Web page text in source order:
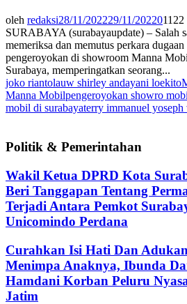
oleh redaksi28/11/202229/11/202201122
SURABAYA (surabayaupdate) – Salah
memeriksa dan memutus perkara
pengeroyokan di showroom Manna
Surabaya, memperingatkan seorang...
joko riantolauw shirley andayani loekito
Manna Mobilpengeroyokan showro
mobil di surabayaterry immanuel yoseph
Politik & Pemerintahan
Wakil Ketua DPRD Kota
Beri Tanggapan Tentang
Terjadi Antara Pemkot
Unicomindo Perdana
Curahkan Isi Hati Dan
Menimpa Anaknya, Ibunda
Hamdani Korban Peluru
Jatim